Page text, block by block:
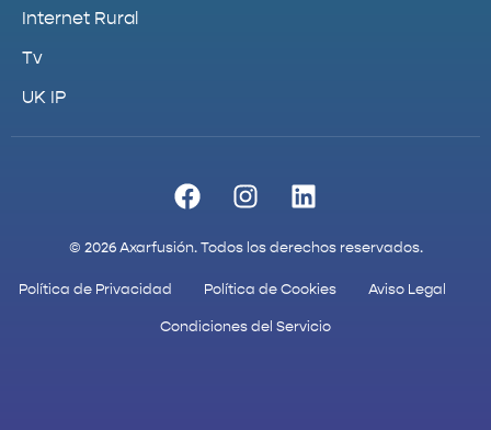
Internet Rural
Tv
UK IP
© 2026 Axarfusión. Todos los derechos reservados.
Política de Privacidad Política de Cookies Aviso Legal
Condiciones del Servicio